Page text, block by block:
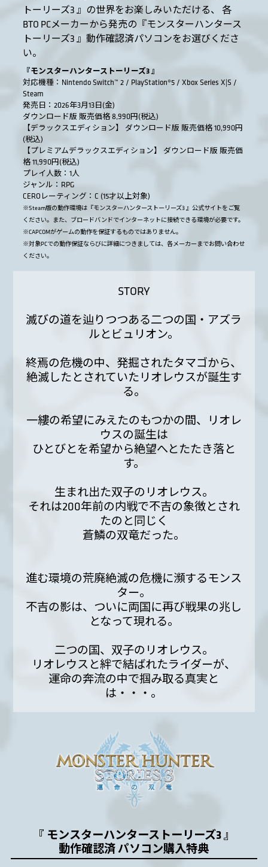
トーリーズ3 』の世界をお楽しみいただける、 各
BTO PCメーカーから発売の『モンスターハンタース
トーリーズ3 』動作確認済パソコンをお選びくださ
い。
『モンスターハンターストーリーズ3 』
対応機種：Nintendo Switch™ 2 / PlayStation®5 / Xbox Series X|S /
Steam
発売日：2026年3月13日(金)
ダウンロード版 販売価格 8,990円(税込)
【デラックスエディション】 ダウンロード版 販売価格 10,990円
(税込)
【プレミアムデラックスエディション】 ダウンロード版 販売価
格 11,990円(税込)
プレイ人数：1人
ジャンル：RPG
CEROレーティング：C (15才以上対象)
※Steam版の動作環境は『モンスターハンターストーリーズ3 』公式サイトをご覧
ください。また、ブロードバンドでインターネットに接続できる環境が必要です。
※CAPCOMがゲームの動作を保証するものではありません。
※対象PCでの動作保証ならびに詳細につきましては、各メーカーまでお問い合わせ
ください。
STORY
滅びの道を辿りつつある二つの国・アズラ
ルとビュリオン。
終焉の危機の中、発掘されたタマゴから、
絶滅したとされていたリオレウスが誕生す
る。
一縷の希望にみえたのもつかの間、リオレ
ウスの誕生は
ひとびとを希望から絶望へとたたき落と
す。
生まれ出た双子のリオレウス。
それは200年前の内戦で不吉の象徴とされ
たのと同じく
蒼鱗の双竜だった。
進む環境の荒廃絶滅の危機に瀕するモンス
ター。
不吉の影は、ついに両国に再び戦果の兆し
となって現れる。
二つの国、双子のリオレウス。
リオレウスと絆で結ばれたライダーが、
運命の奔流の中で掴み取る真実と
は・・・。
『 モンスターハンターストーリーズ3 』
動作確認済 パソコン購入特典